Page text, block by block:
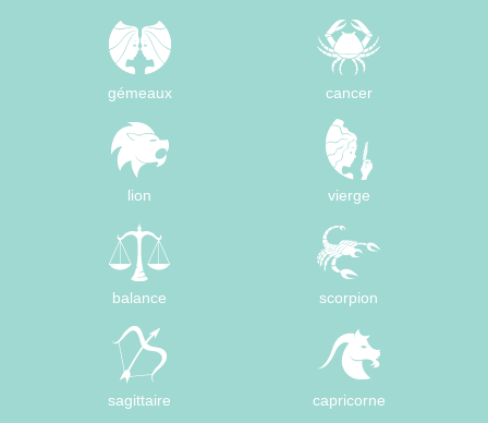
gémeaux cancer
lion vierge
balance scorpion
sagittaire capricorne